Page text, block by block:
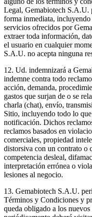
Legal, Gemabiotech S.A.U.
forma inmediata,
servicios ofrecidos por
extraer toda información,
el usuario en cualquier
S.A.U. no acepta ninguna
12. Ud. indemnizará a
indemne contra todo
acción, demanda,
gastos que surjan de o se
charla (chat), envío,
Sitio, incluyendo todo lo
notificación. Dichos
reclamos basados en
comerciales, propiedad
distorsiva con un contrato o
competencia desleal,
interpretación errónea o
lesiones al negocio.
13. Gemabiotech S.A.U.
Términos y Condiciones y
queda obligado a los